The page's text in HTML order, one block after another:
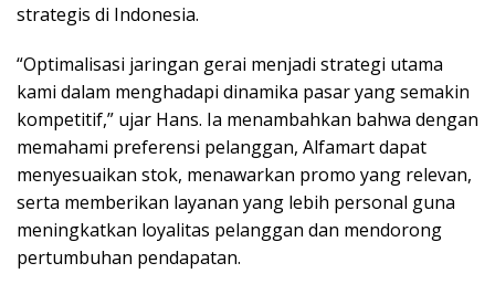
strategis di Indonesia.
“Optimalisasi jaringan gerai menjadi strategi utama
kami dalam menghadapi dinamika pasar yang semakin
kompetitif,” ujar Hans. Ia menambahkan bahwa dengan
memahami preferensi pelanggan, Alfamart dapat
menyesuaikan stok, menawarkan promo yang relevan,
serta memberikan layanan yang lebih personal guna
meningkatkan loyalitas pelanggan dan mendorong
pertumbuhan pendapatan.